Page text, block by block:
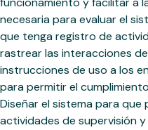
necesaria para evaluar el
que tenga registro de
rastrear las interacciones
instrucciones de uso a los
para permitir el
Diseñar el sistema para
actividades de supervisión